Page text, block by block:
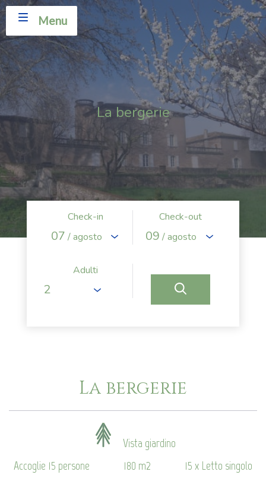
Menu
La bergerie
Check-in
07 / agosto
Check-out
09 / agosto
Adulti
La bergerie
Vista giardino
Accoglie 15 persone
180 m2 15 x Letto singolo